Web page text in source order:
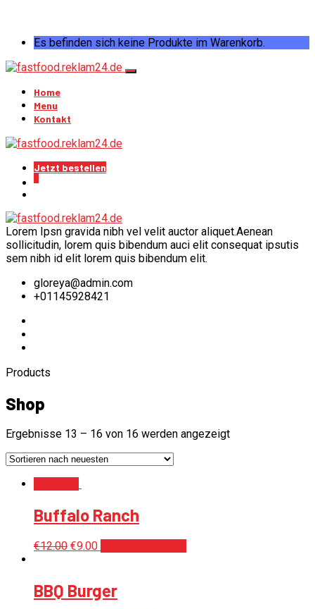
Es befinden sich keine Produkte im Warenkorb.
Home
Menu
Kontakt
Jetzt bestellen
Lorem Ipsn gravida nibh vel velit auctor aliquet.Aenean
sollicitudin, lorem quis bibendum auci elit consequat ipsutis
sem nibh id elit lorem quis bibendum elit.
gloreya@admin.com
+01145928421
Products
Shop
Ergebnisse 13 – 16 von 16 werden angezeigt
Buffalo Ranch
€12.00 €9.00
BBQ Burger